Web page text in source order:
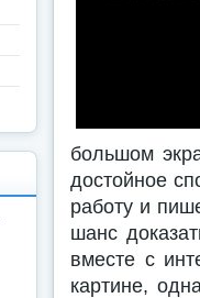
большом
достойное
работу и
шанс
вместе с
картине,